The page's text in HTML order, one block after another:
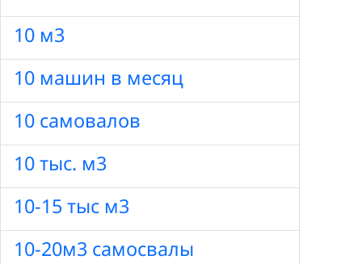
10 м3
10 машин в месяц
10 самовалов
10 тыс. м3
10-15 тыс м3
10-20м3 самосвалы